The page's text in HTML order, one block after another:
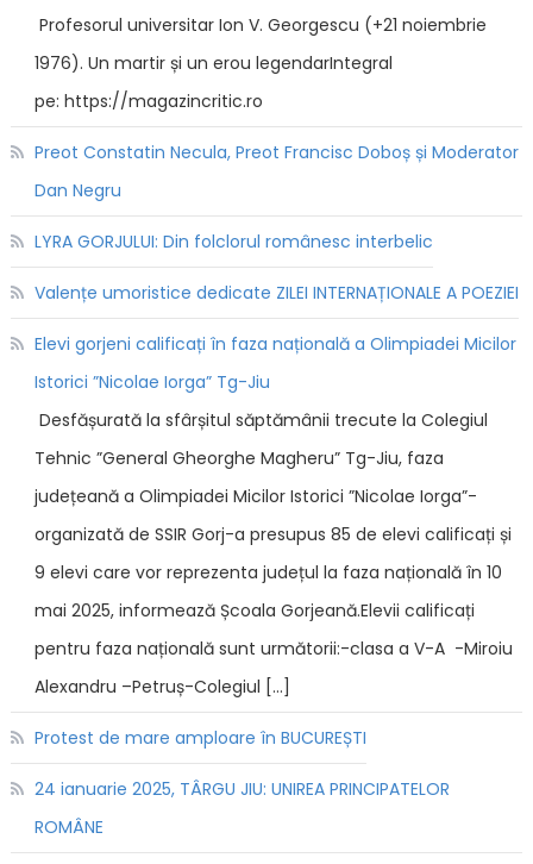
Profesorul universitar Ion V. Georgescu (+21 noiembrie
1976). Un martir și un erou legendarIntegral
pe: https://magazincritic.ro
Preot Constatin Necula, Preot Francisc Doboș și Moderator
Dan Negru
LYRA GORJULUI: Din folclorul românesc interbelic
Valențe umoristice dedicate ZILEI INTERNAȚIONALE A POEZIEI
Elevi gorjeni calificați în faza națională a Olimpiadei Micilor
Istorici ”Nicolae Iorga” Tg-Jiu
Desfășurată la sfârșitul săptămânii trecute la Colegiul
Tehnic ”General Gheorghe Magheru” Tg-Jiu, faza
județeană a Olimpiadei Micilor Istorici ”Nicolae Iorga”-
organizată de SSIR Gorj-a presupus 85 de elevi calificați și
9 elevi care vor reprezenta județul la faza națională în 10
mai 2025, informează Școala Gorjeană.Elevii calificați
pentru faza națională sunt următorii:-clasa a V-A -Miroiu
Alexandru –Petruș-Colegiul […]
Protest de mare amploare în BUCUREȘTI
24 ianuarie 2025, TÂRGU JIU: UNIREA PRINCIPATELOR
ROMÂNE